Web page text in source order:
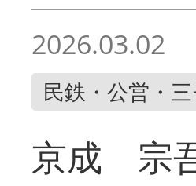
2026.03.02
民鉄・公営・
京成 宗